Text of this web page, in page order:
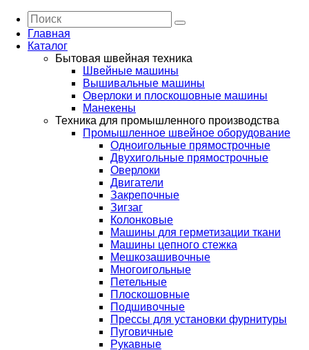
Главная
Каталог
Бытовая швейная техника
Швейные машины
Вышивальные машины
Оверлоки и плоскошовные машины
Манекены
Техника для промышленного производства
Промышленное швейное оборудование
Одноигольные прямострочные
Двухигольные прямострочные
Оверлоки
Двигатели
Закрепочные
Зигзаг
Колонковые
Машины для герметизации ткани
Машины цепного стежка
Мешкозашивочные
Многоигольные
Петельные
Плоскошовные
Подшивочные
Прессы для установки фурнитуры
Пуговичные
Рукавные